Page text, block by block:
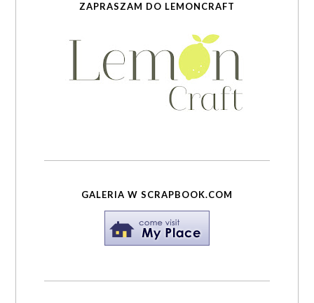
ZAPRASZAM DO LEMONCRAFT
GALERIA W SCRAPBOOK.COM